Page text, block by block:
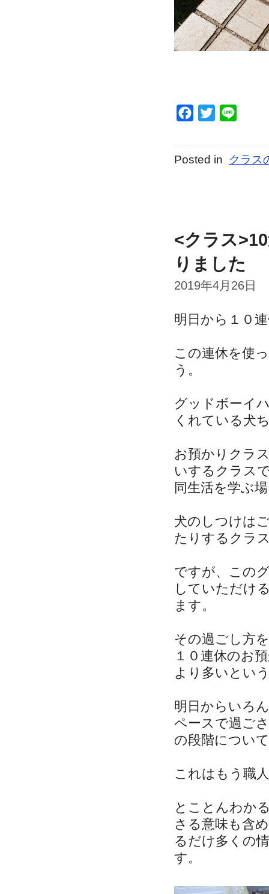
Facebook
Twitter
Posted in クラス
<クラス
りました
2019年4月26日
明日から１０
この連休を使
う。
グッドボーイ
くれている犬
お預かりクラ
いするクラス
同生活を学ぶ
犬のしつけは
たりするクラ
ですが、この
していただけ
ます。
その過ごし方
１０連休のお
より多いとい
明日からいろ
ペースで過ご
の段階につい
これはもう職
とことんわか
さる意味も含
るだけ多くの
す。